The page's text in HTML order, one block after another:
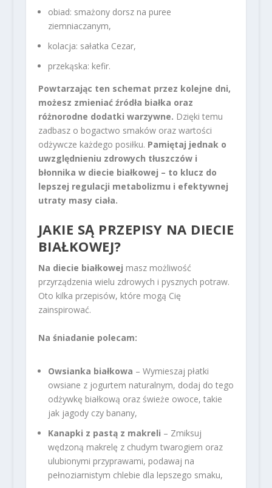
obiad: smażony dorsz na puree
ziemniaczanym,
kolacja: sałatka Cezar,
przekąska: kefir.
Powtarzając ten schemat przez kolejne dni,
możesz zmieniać źródła białka oraz
różnorodne dodatki warzywne. Dzięki temu
zadbasz o bogactwo smaków oraz wartości
odżywcze każdego posiłku. Pamiętaj jednak o
uwzględnieniu zdrowych tłuszczów i
błonnika w diecie białkowej – to klucz do
lepszej regulacji metabolizmu i efektywnej
utraty masy ciała.
JAKIE SĄ PRZEPISY NA DIECIE
BIAŁKOWEJ?
Na diecie białkowej masz możliwość
przyrządzenia wielu zdrowych i pysznych potraw.
Oto kilka przepisów, które mogą Cię
zainspirować.
Na śniadanie polecam:
Owsianka białkowa – Wymieszaj płatki
owsiane z jogurtem naturalnym, dodaj do tego
odżywkę białkową oraz świeże owoce, takie
jak jagody czy banany,
Kanapki z pastą z makreli – Zmiksuj
wędzoną makrelę z chudym twarogiem oraz
ulubionymi przyprawami, podawaj na
pełnoziarnistym chlebie dla lepszego smaku,